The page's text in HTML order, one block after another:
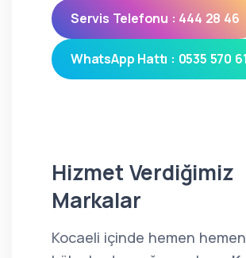
Servis Telefonu : 444 28 46
WhatsApp Hattı : 0535 570
Hizmet Verdiğimiz
Markalar
Kocaeli içinde hemen